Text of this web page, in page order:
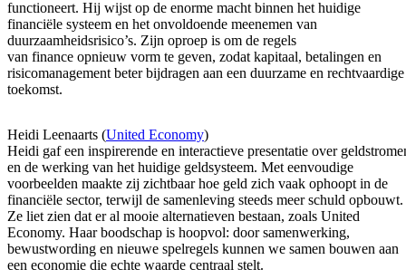
functioneert. Hij wijst op de enorme macht binnen het huidige
financiële systeem en het onvoldoende meenemen van
duurzaamheidsrisico’s. Zijn oproep is om de regels
van finance opnieuw vorm te geven, zodat kapitaal, betalingen en
risicomanagement beter bijdragen aan een duurzame en rechtvaardige
toekomst.
Heidi Leenaarts (United Economy)
Heidi gaf een inspirerende en interactieve presentatie over
en de werking van het huidige geldsysteem. Met eenvoudige
voorbeelden maakte zij zichtbaar hoe geld zich vaak ophoopt in de
financiële sector, terwijl de samenleving steeds meer schuld opbouwt.
Ze liet zien dat er al mooie alternatieven bestaan, zoals United
Economy. Haar boodschap is hoopvol: door samenwerking,
bewustwording en nieuwe spelregels kunnen we samen bouwen aan
een economie die echte waarde centraal stelt.